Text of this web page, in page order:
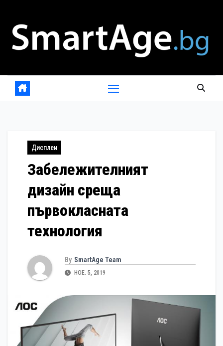
content
Дисплеи
Забележителният
дизайн среща
първокласната
технология
By SmartAge Team
НОЕ. 5, 2019